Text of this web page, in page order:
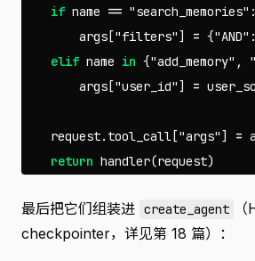
if name == "search_memories" :
args ["filters"] = {"AND" :
elif name in {"add_memory" ,
args ["user_id"] =
request. tool_call ["args"] =
return handler(request)
最后把它们组装进 create_agent
checkpointer，详见第 18 篇）：